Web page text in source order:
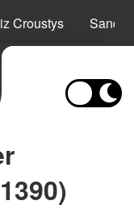
Croustys